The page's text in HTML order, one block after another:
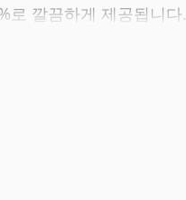
로 깔끔하게 제공됩니다.